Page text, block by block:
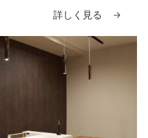
胞治療の価格に驚かれます。
詳しく見る